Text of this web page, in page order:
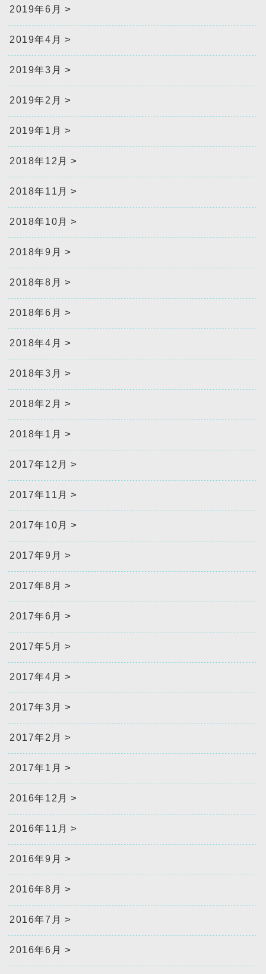
2019年6月
2019年4月
2019年3月
2019年2月
2019年1月
2018年12月
2018年11月
2018年10月
2018年9月
2018年8月
2018年6月
2018年4月
2018年3月
2018年2月
2018年1月
2017年12月
2017年11月
2017年10月
2017年9月
2017年8月
2017年6月
2017年5月
2017年4月
2017年3月
2017年2月
2017年1月
2016年12月
2016年11月
2016年9月
2016年8月
2016年7月
2016年6月